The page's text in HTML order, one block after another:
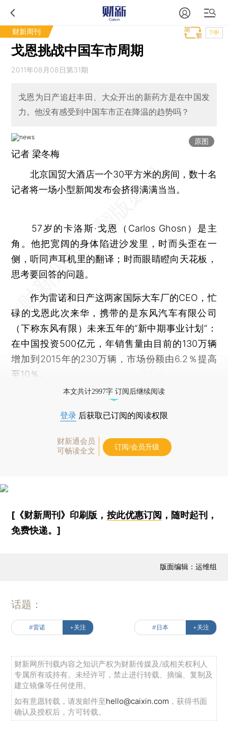
财新周刊 T中
戈恩挑战中国车市周期
2011年08月08日第31期
戈恩为日产追赶丰田、大众开出的新药方是在中国发
力。他没有感受到中国车市正在降温的趋势吗？
原图
记者 梁冬梅
北京国贸大酒店一个30平方米的房间，数十名
记者将一场小型新闻发布会挤得满满当当。
57岁的卡洛斯·戈恩（Carlos Ghosn）是主
角。他把宽阔的身体陷进沙发里，时而头歪在一
侧，听同声耳机里的翻译；时而眼睛瞪向天花板，
思考要回答的问题。
作为雷诺和日产这两家国际大车厂的CEO，忙
碌的戈恩此次来华，携带的是东风汽车有限公司
（下称东风有限）未来五年的“新中期事业计划”：
在中国投资500亿元，年销售量由目前的130万辆
增加到2015年的230万辆，市场份额由6.2％提高
至10％。
本文共计2997字 订阅后继续阅读
登录 后获取已订阅的阅读权限
财新通会员
可畅读全文
订阅/会员升级
[《财新周刊》印刷版， 按此优惠订阅 ，随时起刊，
免费快递。]
版面编辑：运维组
话题：
#雷诺 +关注 #日本 +关注
财新网所刊载内容之知识产权为财新传媒及/或相关权利人
专属所有或持有。未经许可，禁止进行转载、摘编、复制及
建立镜像等任何使用。
如有意愿转载，请发邮件至hello@caixin.com ，获得书面
确认及授权后，方可转载。